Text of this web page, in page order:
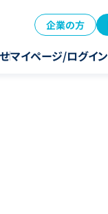
企業の方
マイページ/ログイン